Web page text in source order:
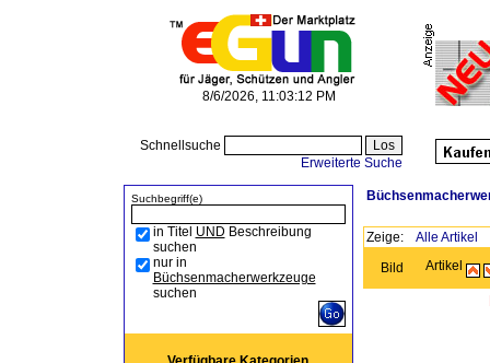
8/6/2026, 11:03:12 PM
Schnellsuche
Erweiterte Suche
Suchbegriff(e)
in Titel UND Beschreibung
suchen
nur in
Büchsenmacherwerkzeuge
suchen
Zeige: Alle Artikel
Bild
Artikel